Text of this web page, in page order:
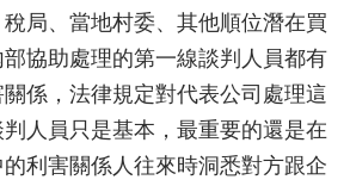
局、當地村委、其他順位潛在買
協助處理的第一線談判人員都有
係，法律規定對代表公司處理這
人員只是基本，最重要的還是在
利害關係人往來時洞悉對方跟企